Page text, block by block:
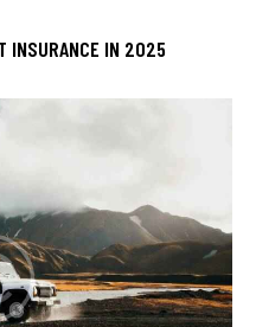
INSURANCE IN 2025